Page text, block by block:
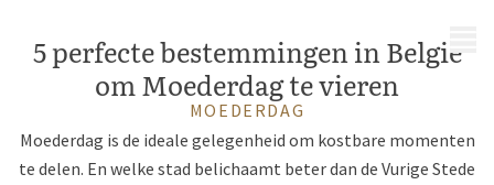
5 perfecte bestemmingen in België
om Moederdag te vieren
MOEDERDAG
Moederdag is de ideale gelegenheid om kostbare momenten
te delen. En welke stad belichaamt beter dan de Vurige Stede